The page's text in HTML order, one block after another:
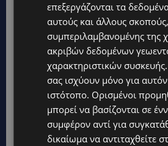
Topics
VIRAL: Κοράκι πήρε στο κυνήγι
επίθεση καταγράφηκε σε βίντεο
UPDATES
επεξεργάζονται τα
αυτούς και άλλους σκοπούς,
συμπεριλαμβανομένης της
ακριβών δεδομένων
χαρακτηριστικών
σας ισχύουν μόνο για
ιστότοπο. Ορισμένοι
μπορεί να βασίζονται σε
συμφέρον αντί για
δικαίωμα να αντιταχθείτε